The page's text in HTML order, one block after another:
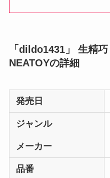
「dildo1431」 生精
NEATOYの詳細
発売日
ジャンル
メーカー
品番